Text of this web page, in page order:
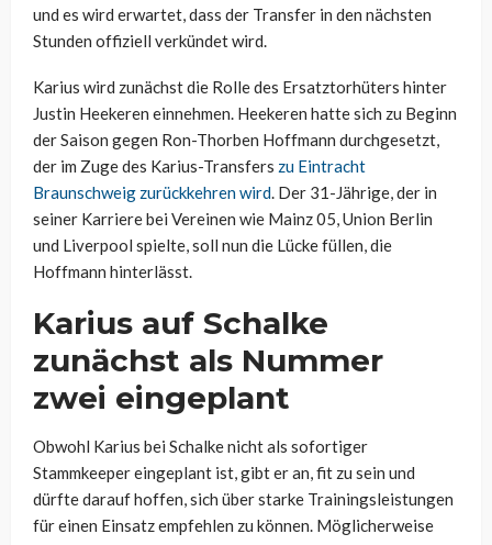
und es wird erwartet, dass der Transfer in den nächsten
Stunden offiziell verkündet wird.
Karius wird zunächst die Rolle des Ersatztorhüters hinter
Justin Heekeren einnehmen. Heekeren hatte sich zu Beginn
der Saison gegen Ron-Thorben Hoffmann durchgesetzt,
der im Zuge des Karius-Transfers zu Eintracht
Braunschweig zurückkehren wird. Der 31-Jährige, der in
seiner Karriere bei Vereinen wie Mainz 05, Union Berlin
und Liverpool spielte, soll nun die Lücke füllen, die
Hoffmann hinterlässt.
Karius auf Schalke
zunächst als Nummer
zwei eingeplant
Obwohl Karius bei Schalke nicht als sofortiger
Stammkeeper eingeplant ist, gibt er an, fit zu sein und
dürfte darauf hoffen, sich über starke Trainingsleistungen
für einen Einsatz empfehlen zu können. Möglicherweise